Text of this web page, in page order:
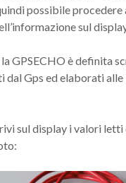
possibile procedere
sul
GPSECHO è definita
dal Gps ed elaborati alle
sul display i valori